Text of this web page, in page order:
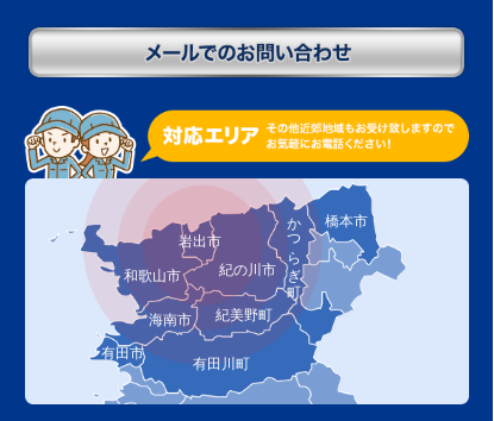
岩出市
和歌山市
紀の川市 かつらぎ町 橋本市
海南市 紀美野町
有田市
有田川町